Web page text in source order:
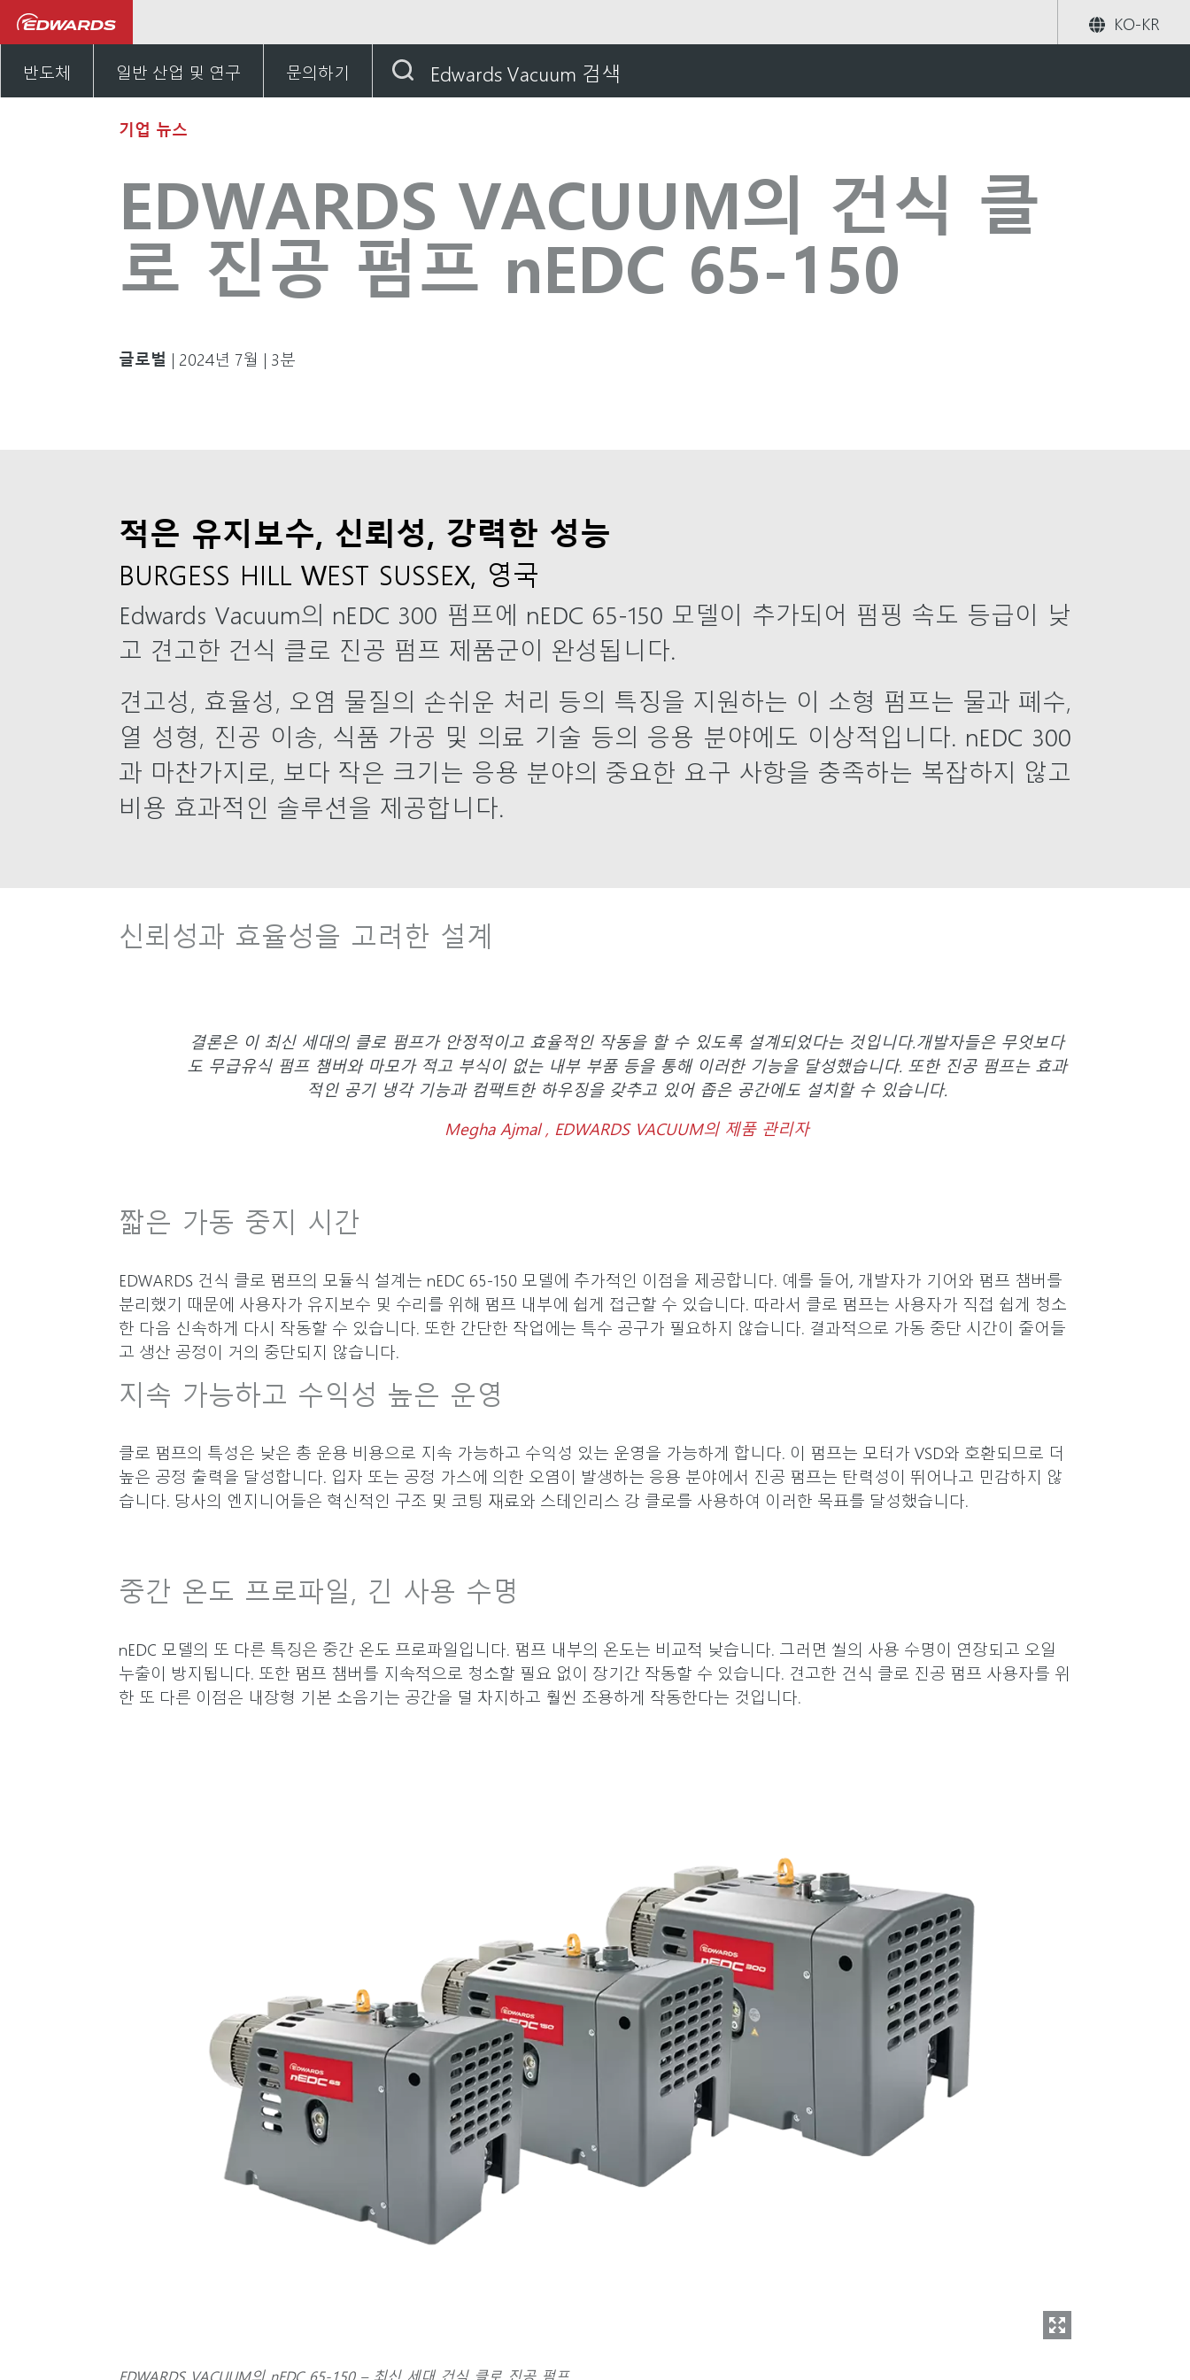
KO-KR
반도체 일반 산업 및 연구 문의하기 Edwards Vacuum 검색
기업 뉴스
EDWARDS VACUUM의 건식 클
로 진공 펌프 nEDC 65-150
글로벌 | 2024년 7월 | 3분
적은 유지보수, 신뢰성, 강력한 성능
BURGESS HILL WEST SUSSEX, 영국
Edwards Vacuum의 nEDC 300 펌프에 nEDC 65-150 모델이 추가되어 펌핑 속도 등급이 낮
고 견고한 건식 클로 진공 펌프 제품군이 완성됩니다.
견고성, 효율성, 오염 물질의 손쉬운 처리 등의 특징을 지원하는 이 소형 펌프는 물과 폐수,
열 성형, 진공 이송, 식품 가공 및 의료 기술 등의 응용 분야에도 이상적입니다. nEDC 300
과 마찬가지로, 보다 작은 크기는 응용 분야의 중요한 요구 사항을 충족하는 복잡하지 않고
비용 효과적인 솔루션을 제공합니다.
신뢰성과 효율성을 고려한 설계
결론은 이 최신 세대의 클로 펌프가 안정적이고 효율적인 작동을 할 수 있도록 설계되었다는 것입니다.개발자들은 무엇보다
도 무급유식 펌프 챔버와 마모가 적고 부식이 없는 내부 부품 등을 통해 이러한 기능을 달성했습니다. 또한 진공 펌프는 효과
적인 공기 냉각 기능과 컴팩트한 하우징을 갖추고 있어 좁은 공간에도 설치할 수 있습니다.
Megha Ajmal , EDWARDS VACUUM의 제품 관리자
짧은 가동 중지 시간
EDWARDS 건식 클로 펌프의 모듈식 설계는 nEDC 65-150 모델에 추가적인 이점을 제공합니다. 예를 들어, 개발자가 기어와 펌프 챔버를
분리했기 때문에 사용자가 유지보수 및 수리를 위해 펌프 내부에 쉽게 접근할 수 있습니다. 따라서 클로 펌프는 사용자가 직접 쉽게 청소
한 다음 신속하게 다시 작동할 수 있습니다. 또한 간단한 작업에는 특수 공구가 필요하지 않습니다. 결과적으로 가동 중단 시간이 줄어들
고 생산 공정이 거의 중단되지 않습니다.
지속 가능하고 수익성 높은 운영
클로 펌프의 특성은 낮은 총 운용 비용으로 지속 가능하고 수익성 있는 운영을 가능하게 합니다. 이 펌프는 모터가 VSD와 호환되므로 더
높은 공정 출력을 달성합니다. 입자 또는 공정 가스에 의한 오염이 발생하는 응용 분야에서 진공 펌프는 탄력성이 뛰어나고 민감하지 않
습니다. 당사의 엔지니어들은 혁신적인 구조 및 코팅 재료와 스테인리스 강 클로를 사용하여 이러한 목표를 달성했습니다.
중간 온도 프로파일, 긴 사용 수명
nEDC 모델의 또 다른 특징은 중간 온도 프로파일입니다. 펌프 내부의 온도는 비교적 낮습니다. 그러면 씰의 사용 수명이 연장되고 오일
누출이 방지됩니다. 또한 펌프 챔버를 지속적으로 청소할 필요 없이 장기간 작동할 수 있습니다. 견고한 건식 클로 진공 펌프 사용자를 위
한 또 다른 이점은 내장형 기본 소음기는 공간을 덜 차지하고 훨씬 조용하게 작동한다는 것입니다.
EDWARDS VACUUM의 nEDC 65-150 – 최신 세대 건식 클로 진공 펌프